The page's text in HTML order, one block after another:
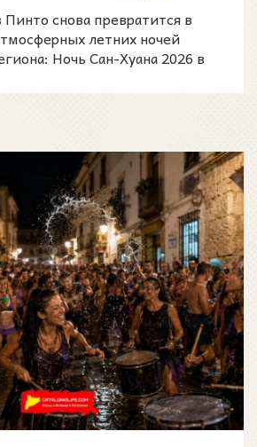
снова превратится в
летних ночей
Ночь Сан-Хуана 2026 в